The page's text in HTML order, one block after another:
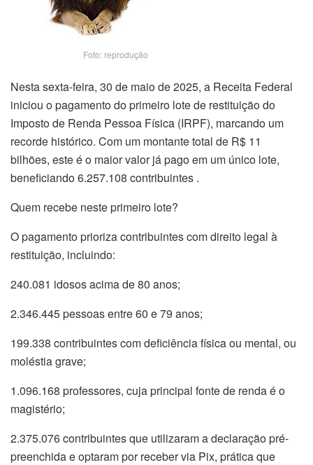
Foto: reprodução
Nesta sexta-feira, 30 de maio de 2025, a Receita Federal
iniciou o pagamento do primeiro lote de restituição do
Imposto de Renda Pessoa Física (IRPF), marcando um
recorde histórico. Com um montante total de R$ 11
bilhões, este é o maior valor já pago em um único lote,
beneficiando 6.257.108 contribuintes .
Quem recebe neste primeiro lote?
O pagamento prioriza contribuintes com direito legal à
restituição, incluindo:
240.081 idosos acima de 80 anos;
2.346.445 pessoas entre 60 e 79 anos;
199.338 contribuintes com deficiência física ou mental, ou
moléstia grave;
1.096.168 professores, cuja principal fonte de renda é o
magistério;
2.375.076 contribuintes que utilizaram a declaração pré-
preenchida e optaram por receber via Pix, prática que